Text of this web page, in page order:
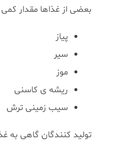
بعضی از غذاها مقدار کمی
پیاز
سیر
موز
ریشه ی کاسنی
سیب زمینی ترش
تولید کنندگان گاهی به